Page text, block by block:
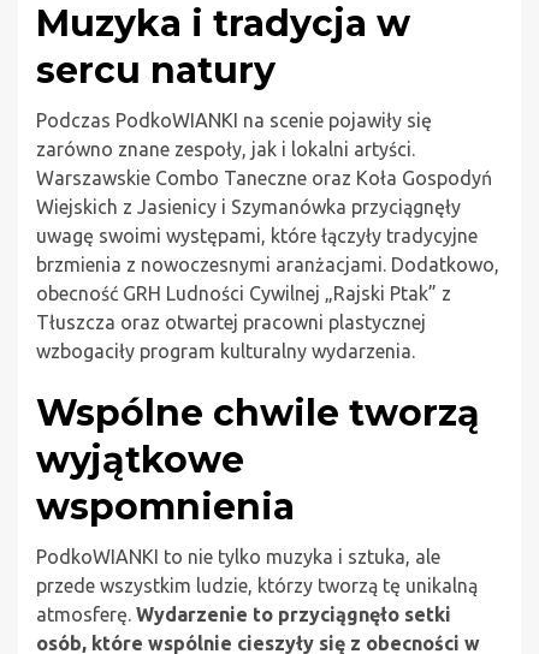
Muzyka i tradycja w
sercu natury
Podczas PodkoWIANKI na scenie pojawiły się
zarówno znane zespoły, jak i lokalni artyści.
Warszawskie Combo Taneczne oraz Koła Gospodyń
Wiejskich z Jasienicy i Szymanówka przyciągnęły
uwagę swoimi występami, które łączyły tradycyjne
brzmienia z nowoczesnymi aranżacjami. Dodatkowo,
obecność GRH Ludności Cywilnej „Rajski Ptak” z
Tłuszcza oraz otwartej pracowni plastycznej
wzbogaciły program kulturalny wydarzenia.
Wspólne chwile tworzą
wyjątkowe
wspomnienia
PodkoWIANKI to nie tylko muzyka i sztuka, ale
przede wszystkim ludzie, którzy tworzą tę unikalną
atmosferę. Wydarzenie to przyciągnęło setki
osób, które wspólnie cieszyły się z obecności w